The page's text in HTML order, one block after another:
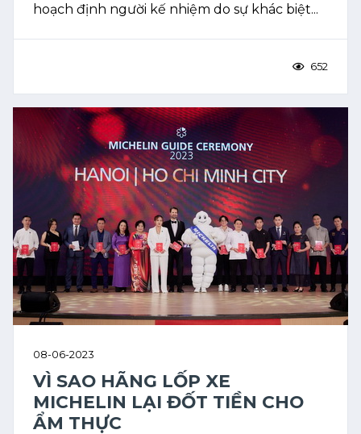
hoạch định người kế nhiệm do sự khác biệt...
652
08-06-2023
VÌ SAO HÃNG LỐP XE
MICHELIN LẠI ĐỐT TIỀN CHO
ẨM THỰC